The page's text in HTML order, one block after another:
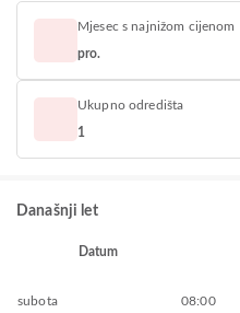
Mjesec s najnižom cijenom
pro.
Ukupno odredišta
1
Današnji let
Datum
subota
08:00